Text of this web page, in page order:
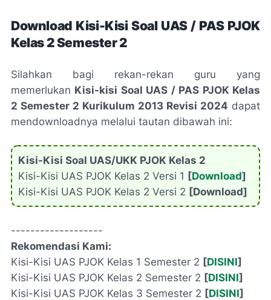
Download Kisi-Kisi Soal UAS / PAS PJOK
Kelas 2 Semester 2
Silahkan bagi rekan-rekan guru yang
memerlukan Kisi-kisi Soal UAS / PAS PJOK Kelas
2 Semester 2 Kurikulum 2013 Revisi 2024 dapat
mendownloadnya melalui tautan dibawah ini:
Kisi-Kisi Soal UAS/UKK PJOK Kelas 2
Kisi-Kisi UAS PJOK Kelas 2 Versi 1 [Download]
Kisi-Kisi UAS PJOK Kelas 2 Versi 2 [Download]
-------------------
Rekomendasi Kami:
Kisi-Kisi UAS PJOK Kelas 1 Semester 2 [DISINI]
Kisi-Kisi UAS PJOK Kelas 2 Semester 2 [DISINI]
Kisi-Kisi UAS PJOK Kelas 3 Semester 2 [DISINI]